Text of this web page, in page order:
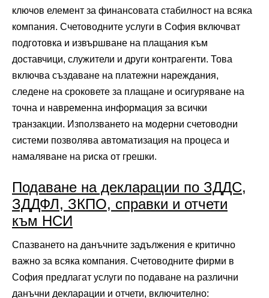
ключов елемент за финансовата стабилност на всяка
компания. Счетоводните услуги в София включват
подготовка и извършване на плащания към
доставчици, служители и други контрагенти. Това
включва създаване на платежни нареждания,
следене на сроковете за плащане и осигуряване на
точна и навременна информация за всички
транзакции. Използването на модерни счетоводни
системи позволява автоматизация на процеса и
намаляване на риска от грешки.
Подаване на декларации по ЗДДС,
ЗДДФЛ, ЗКПО, справки и отчети
към НСИ
Спазването на данъчните задължения е критично
важно за всяка компания. Счетоводните фирми в
София предлагат услуги по подаване на различни
данъчни декларации и отчети, включително: